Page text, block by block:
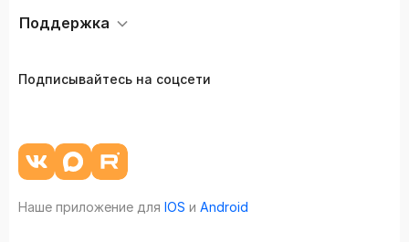
Поддержка
Подписывайтесь на соцсети
Наше приложение для IOS и Android